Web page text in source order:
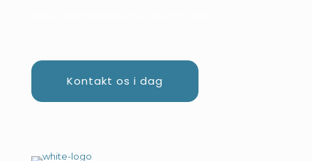
Kontakt os i dag